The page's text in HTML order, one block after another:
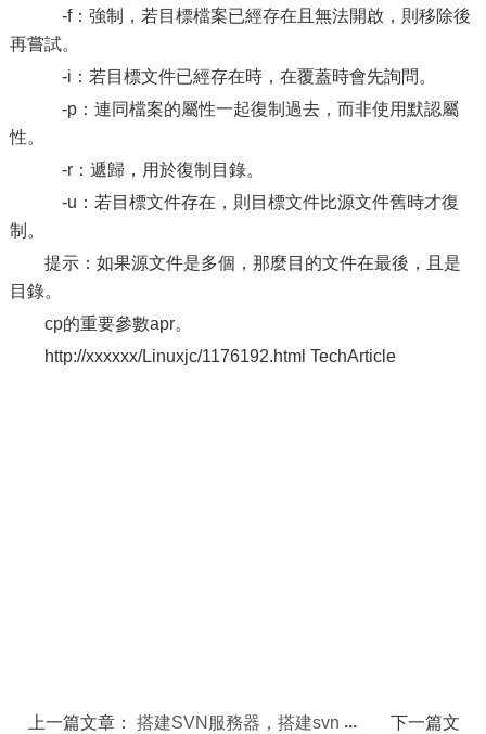
-f：強制，若目標檔案已經存在且無法開啟，則移除後
再嘗試。
-i：若目標文件已經存在時，在覆蓋時會先詢問。
-p：連同檔案的屬性一起復制過去，而非使用默認屬
性。
-r：遞歸，用於復制目錄。
-u：若目標文件存在，則目標文件比源文件舊時才復
制。
提示：如果源文件是多個，那麼目的文件在最後，且是
目錄。
cp的重要參數apr。
http://xxxxxx/Linuxjc/1176192.html TechArticle
上一篇文章：搭建SVN服務器，搭建svn
下一篇文